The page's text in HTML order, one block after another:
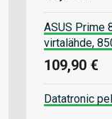
ASUS Prime
virtalähde,
109,90 €
Datatronic